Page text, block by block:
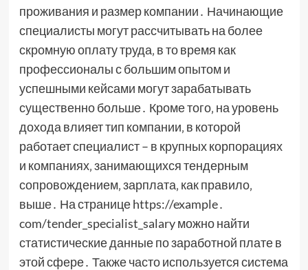
проживания и размер компании․ Начинающие
специалисты могут рассчитывать на более
скромную оплату труда‚ в то время как
профессионалы с большим опытом и
успешными кейсами могут зарабатывать
существенно больше․ Кроме того‚ на уровень
дохода влияет тип компании‚ в которой
работает специалист – в крупных корпорациях
и компаниях‚ занимающихся тендерным
сопровождением‚ зарплата‚ как правило‚
выше․ На странице https://example․
com/tender_specialist_salary можно найти
статистические данные по заработной плате в
этой сфере․ Также часто используется система